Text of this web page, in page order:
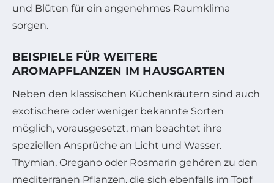
und Blüten für ein angenehmes Raumklima
sorgen.
BEISPIELE FÜR WEITERE
AROMAPFLANZEN IM HAUSGARTEN
Neben den klassischen Küchenkräutern sind auch
exotischere oder weniger bekannte Sorten
möglich, vorausgesetzt, man beachtet ihre
speziellen Ansprüche an Licht und Wasser.
Thymian, Oregano oder Rosmarin gehören zu den
mediterranen Pflanzen, die sich ebenfalls im Topf